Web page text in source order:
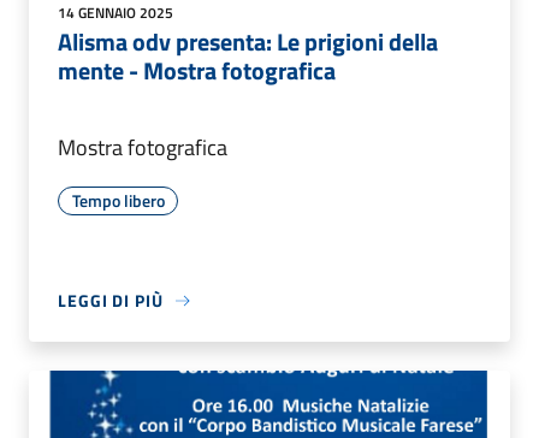
14 GENNAIO 2025
Alisma odv presenta: Le prigioni della
mente - Mostra fotografica
Mostra fotografica
Tempo libero
LEGGI DI PIÙ